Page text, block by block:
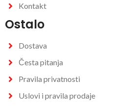
Kontakt
Ostalo
Dostava
Česta pitanja
Pravila privatnosti
Uslovi i pravila prodaje